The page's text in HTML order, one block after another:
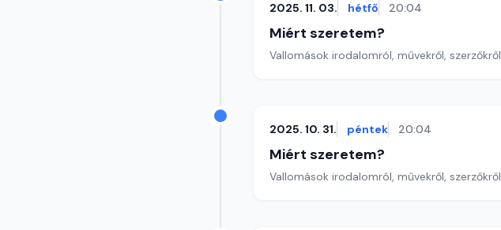
2025. 11. 03. hétfő 20:04
Miért szeretem?
Vallomások irodalomról, művekről, szerzőkről
2025. 10. 31. péntek 20:04
Miért szeretem?
Vallomások irodalomról, művekről, szerzőkről